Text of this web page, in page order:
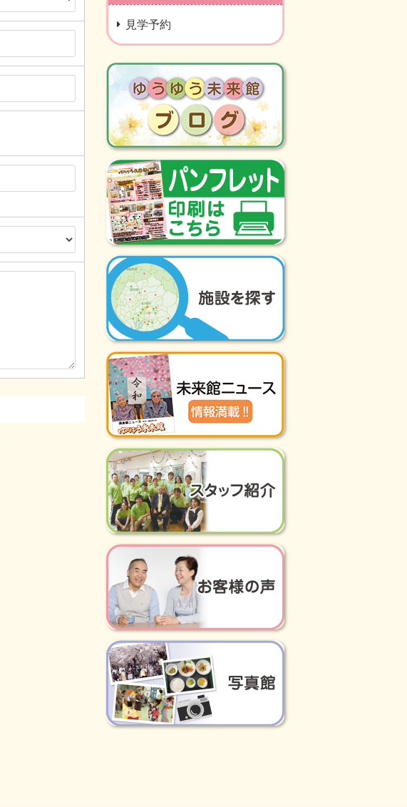
見学予約